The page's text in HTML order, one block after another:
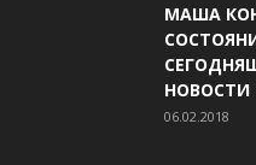
МАША
НОВОСТИ
06.02.2018